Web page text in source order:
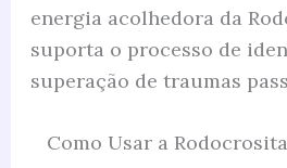
energia acolhedora da
suporta o processo de
superação de traumas
Como Usar a